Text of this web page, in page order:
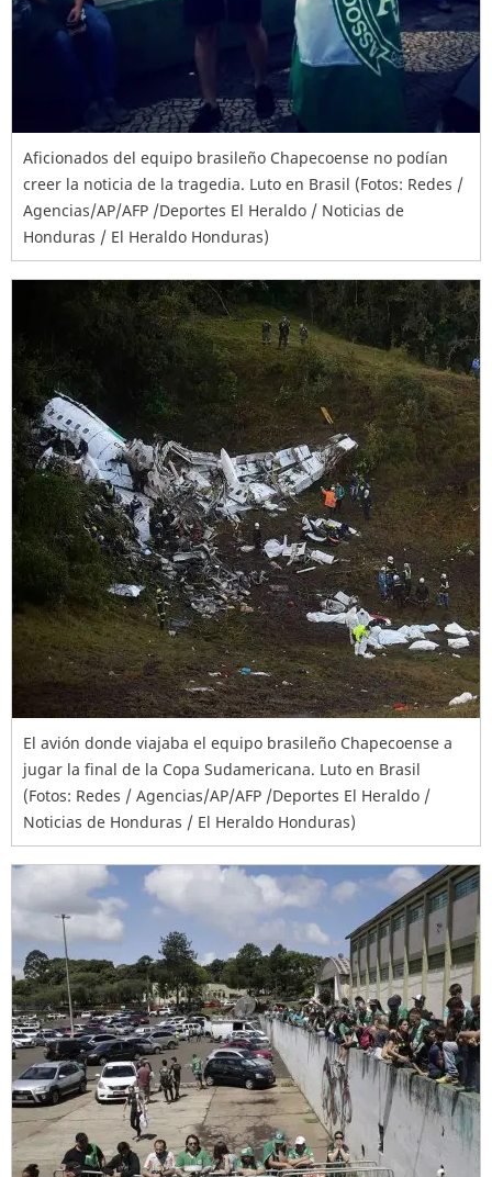
Aficionados del equipo brasileño Chapecoense no podían
creer la noticia de la tragedia. Luto en Brasil (Fotos: Redes /
Agencias/AP/AFP /Deportes El Heraldo / Noticias de
Honduras / El Heraldo Honduras)
El avión donde viajaba el equipo brasileño Chapecoense a
jugar la final de la Copa Sudamericana. Luto en Brasil
(Fotos: Redes / Agencias/AP/AFP /Deportes El Heraldo /
Noticias de Honduras / El Heraldo Honduras)